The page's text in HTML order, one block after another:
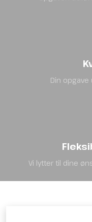
Din
Vi lytter til dine